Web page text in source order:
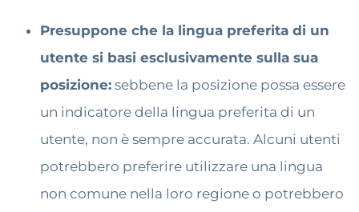
Presuppone che la lingua preferita di un
utente si basi esclusivamente sulla sua
posizione: sebbene la posizione possa essere
un indicatore della lingua preferita di un
utente, non è sempre accurata. Alcuni utenti
potrebbero preferire utilizzare una lingua
non comune nella loro regione o potrebbero